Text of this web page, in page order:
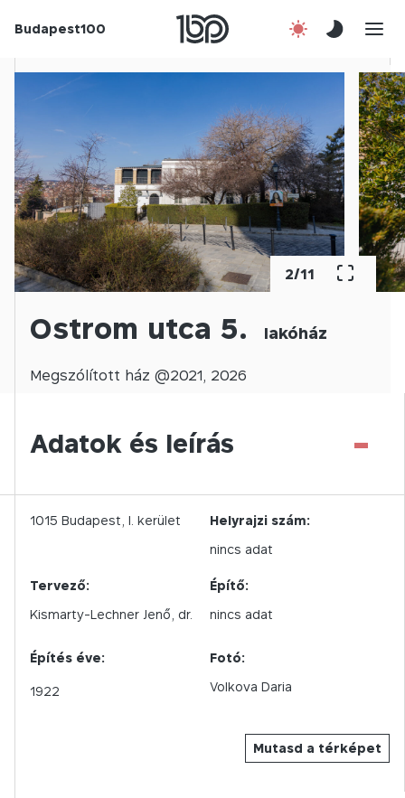
Budapest100
Csatlakozz!
Kapcsolat
En
2/11
Ostrom utca 5. lakóház
Megszólított ház @2021, 2026
Adatok és leírás -
Mutasd a térképet
1015 Budapest, I. kerület
Helyrajzi szám:
nincs adat
Tervező:
Kismarty-Lechner Jenő, dr.
Építő:
nincs adat
Építés éve:
1922
Fotó:
Volkova Daria